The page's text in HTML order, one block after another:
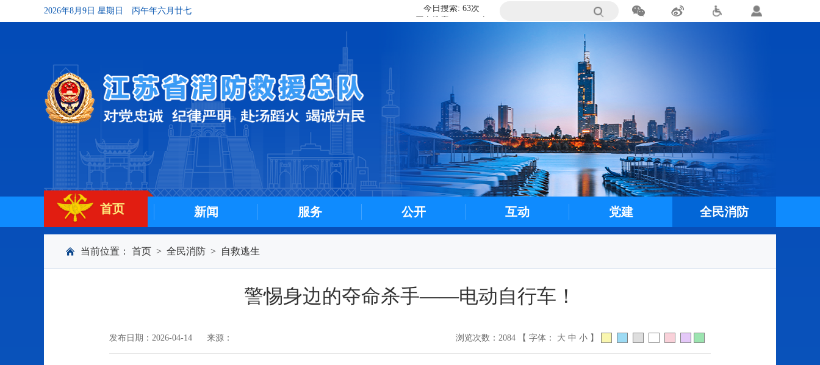
2026年8月9日 星期日 丙午年六月廿七
历史搜索: 183216次
今日搜索: 63次
首页 新闻 服务 公开 互动 党建 全民消防
当前位置： 首页 > 全民消防 > 自救逃生
警惕身边的夺命杀手——电动自行车！
发布日期：2026-04-14 来源： 浏览次数： 2084 【 字体： 大 中 小 】